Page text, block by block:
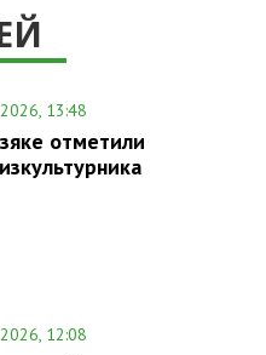
13:48
отметили
12:08